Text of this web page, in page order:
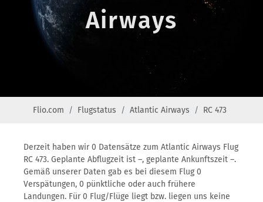
Airways
Flio.com Flugstatus Atlantic Airways RC 473
Derzeit haben wir 0 Datensätze zum Atlantic Airways Flug
RC 473. Geplante Abflugzeit ist –, geplante Ankunftszeit –.
Gemäß unserer Daten gab es bei diesem Flug 0
Verspätungen, 0 pünktliche oder auch frühere
Landungen. Für 0 Flug/Flüge liegt bzw. liegen uns keine